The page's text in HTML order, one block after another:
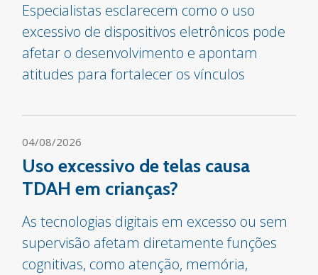
Especialistas esclarecem como o uso
excessivo de dispositivos eletrônicos pode
afetar o desenvolvimento e apontam
atitudes para fortalecer os vínculos
04/08/2026
Uso excessivo de telas causa
TDAH em crianças?
As tecnologias digitais em excesso ou sem
supervisão afetam diretamente funções
cognitivas, como atenção, memória,